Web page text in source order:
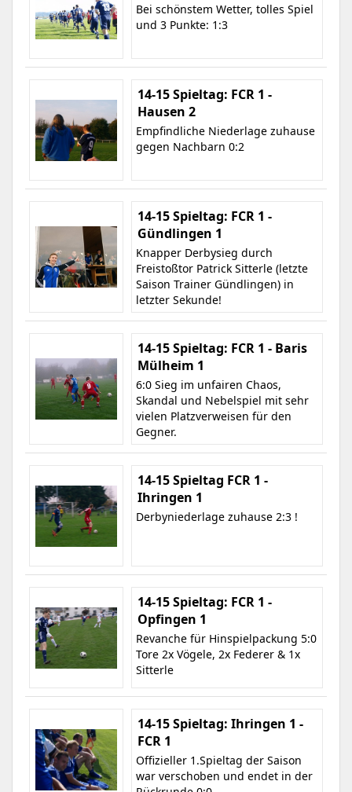
Bei schönstem Wetter, tolles Spiel
und 3 Punkte: 1:3
14-15 Spieltag: FCR 1 -
Hausen 2
Empfindliche Niederlage zuhause
gegen Nachbarn 0:2
14-15 Spieltag: FCR 1 -
Gündlingen 1
Knapper Derbysieg durch
Freistoßtor Patrick Sitterle (letzte
Saison Trainer Gündlingen) in
letzter Sekunde!
14-15 Spieltag: FCR 1 - Baris
Mülheim 1
6:0 Sieg im unfairen Chaos,
Skandal und Nebelspiel mit sehr
vielen Platzverweisen für den
Gegner.
14-15 Spieltag FCR 1 -
Ihringen 1
Derbyniederlage zuhause 2:3 !
14-15 Spieltag: FCR 1 -
Opfingen 1
Revanche für Hinspielpackung 5:0
Tore 2x Vögele, 2x Federer & 1x
Sitterle
14-15 Spieltag: Ihringen 1 -
FCR 1
Offizieller 1.Spieltag der Saison
war verschoben und endet in der